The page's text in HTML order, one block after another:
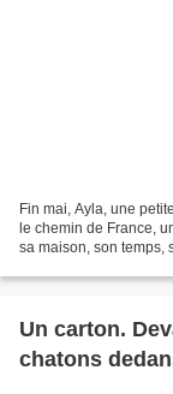
Fin mai, Ayla, une
le chemin de France,
sa maison, son temps,
Un carton.
chatons